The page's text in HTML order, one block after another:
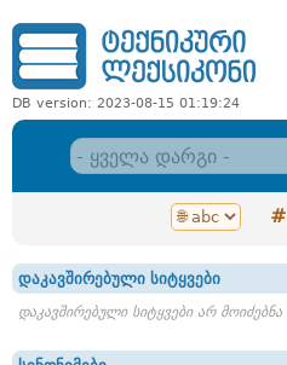
DB version: 2023-08-15 01:19:24
#
დაკავშირებული სიტყვები
დაკავშირებული სიტყვები არ მოიძებნა